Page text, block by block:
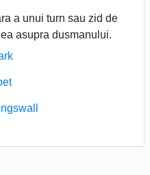
a unui turn sau zid de
asupra dusmanului.